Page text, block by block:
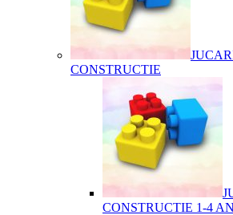
CONSTRUCTIE
CONSTRUCTIE 1-4